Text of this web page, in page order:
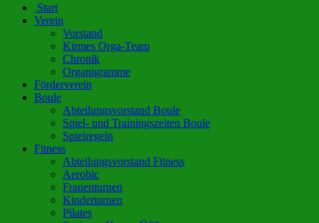
Start
Verein
Vorstand
Kirmes Orga-Team
Chronik
Organigramme
Förderverein
Boule
Abteilungsvorstand Boule
Spiel- und Trainingszeiten Boule
Spielregeln
Fitness
Abteilungsvorstand Fitness
Aerobic
Frauenturnen
Kinderturnen
Pilates